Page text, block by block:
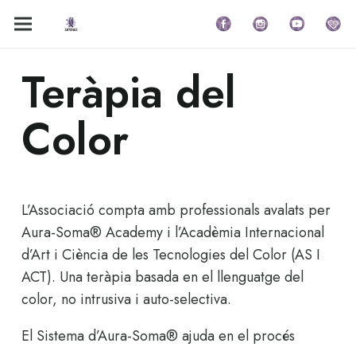
Teràpia del
Color
L’Associació compta amb professionals avalats per
Aura-Soma® Academy i l’Acadèmia Internacional
d’Art i Ciència de les Tecnologies del Color (AS I
ACT). Una teràpia basada en el llenguatge del
color, no intrusiva i auto-selectiva.
El Sistema d’Aura-Soma® ajuda en el procés